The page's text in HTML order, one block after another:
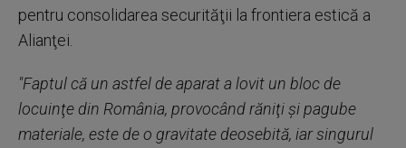
pentru consolidarea securităţii la frontiera estică a
Alianţei.
"Faptul că un astfel de aparat a lovit un bloc de
locuinţe din România, provocând răniţi şi pagube
materiale, este de o gravitate deosebită, iar singurul